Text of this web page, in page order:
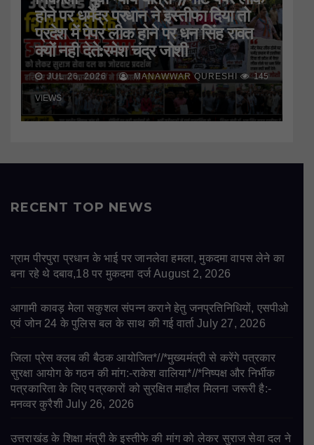
होने पर धर्मेंद्र प्रधान ने इस्तीफा दिया तो
प्रदेश में पेपर लीक होने पर धन सिंह रावत
क्यों नही देते:रमेश चंद्र जोशी
JUL 26, 2026 MANAWWAR QURESHI 145
VIEWS
RECENT TOP NEWS
ग्राम पीरपुरा प्रधान के भाई पर जानलेवा हमला, मुकदमा वापस लेने का
बना रहे थे दबाव,18 पर मुकदमा दर्ज August 2, 2026
आगामी कावड़ मेला सकुशल संपन्न कराने हेतु जनप्रतिनिधियों, एसपीओ
एवं जोन 24 के पुलिस बल के साथ की गई वार्ता July 27, 2026
जिला प्रेस क्लब की बैठक आयोजित*//*मुख्यमंत्री से करेंगे पत्रकार
सुरक्षा आयोग के गठन की मांग:-राकेश वालिया*//*निष्पक्ष और निर्भीक
पत्रकारिता के लिए पत्रकारों को सुरक्षित माहौल मिलना जरूरी है:-
मनव्वर कुरैशी July 26, 2026
उत्तराखंड के शिक्षा मंत्री के इस्तीफे की मांग को लेकर सुराज सेवा दल ने